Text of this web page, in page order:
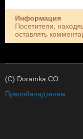
Информация
Посетители,
оставлять
(C) Doramka.CO
Првообаладтелям